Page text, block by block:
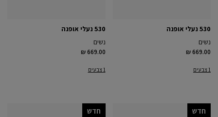
530 נעלי אופנה
נשים
₪ 669.00
1 צבעים
530 נעלי אופנה
נשים
₪ 669.00
1 צבעים
חדש חדש